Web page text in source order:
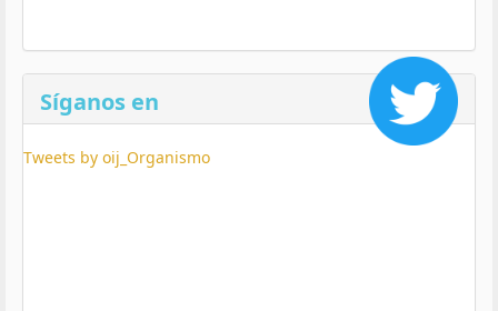
Síganos en
Tweets by oij_Organismo